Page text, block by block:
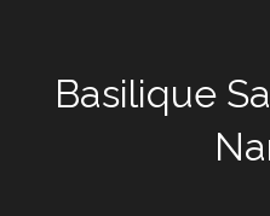
Basilique